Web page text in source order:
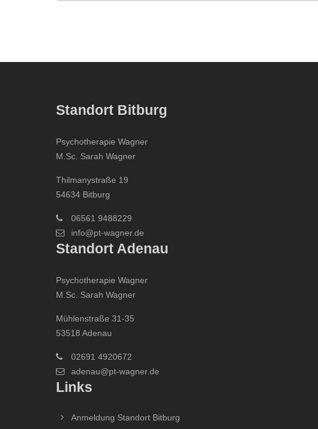
Standort Bitburg
Psychotherapie Wagner
M.Sc. Sarah Wagner
Thilmanystraße 19
54634 Bitburg
06561 9488229
info@pt-wagner.de
Standort Adenau
Psychotherapie Wagner
M.Sc. Sarah Wagner
Mühlenstraße 31-35
53518 Adenau
02691 4920672
adenau@pt-wagner.de
Links
Anmeldung Standort Bitburg